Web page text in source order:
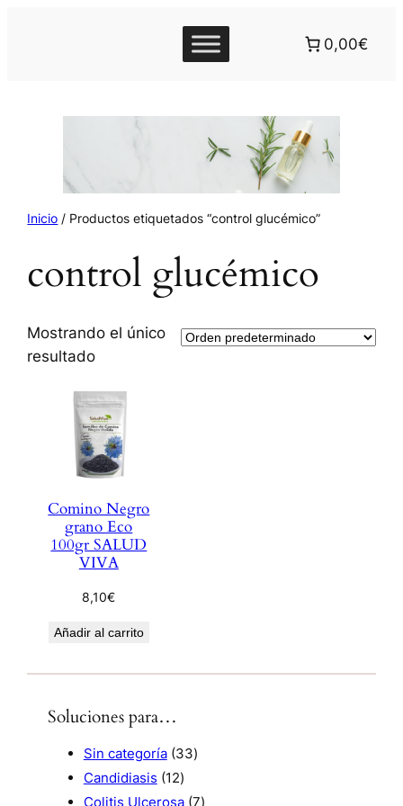
0,00€
Inicio / Productos etiquetados “control glucémico”
control glucémico
Mostrando el único
resultado
Comino Negro
grano Eco
100gr SALUD
VIVA
8,10€
Añadir al carrito
Soluciones para…
Sin categoría 333
p
Candidiasis 121
2
Colitis Ulcerosa 77